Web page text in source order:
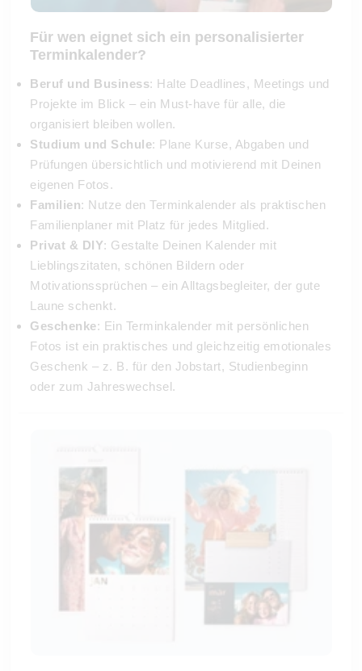
Für wen eignet sich ein personalisierter
Terminkalender?
Beruf und Business: Halte Deadlines, Meetings und
Projekte im Blick – ein Must-have für alle, die
organisiert bleiben wollen.
Studium und Schule: Plane Kurse, Abgaben und
Prüfungen übersichtlich und motivierend mit Deinen
eigenen Fotos.
Familien: Nutze den Terminkalender als praktischen
Familienplaner mit Platz für jedes Mitglied.
Privat & DIY: Gestalte Deinen Kalender mit
Lieblingszitaten, schönen Bildern oder
Motivationssprüchen – ein Alltagsbegleiter, der gute
Laune schenkt.
Geschenke: Ein Terminkalender mit persönlichen
Fotos ist ein praktisches und gleichzeitig emotionales
Geschenk – z. B. für den Jobstart, Studienbeginn
oder zum Jahreswechsel.